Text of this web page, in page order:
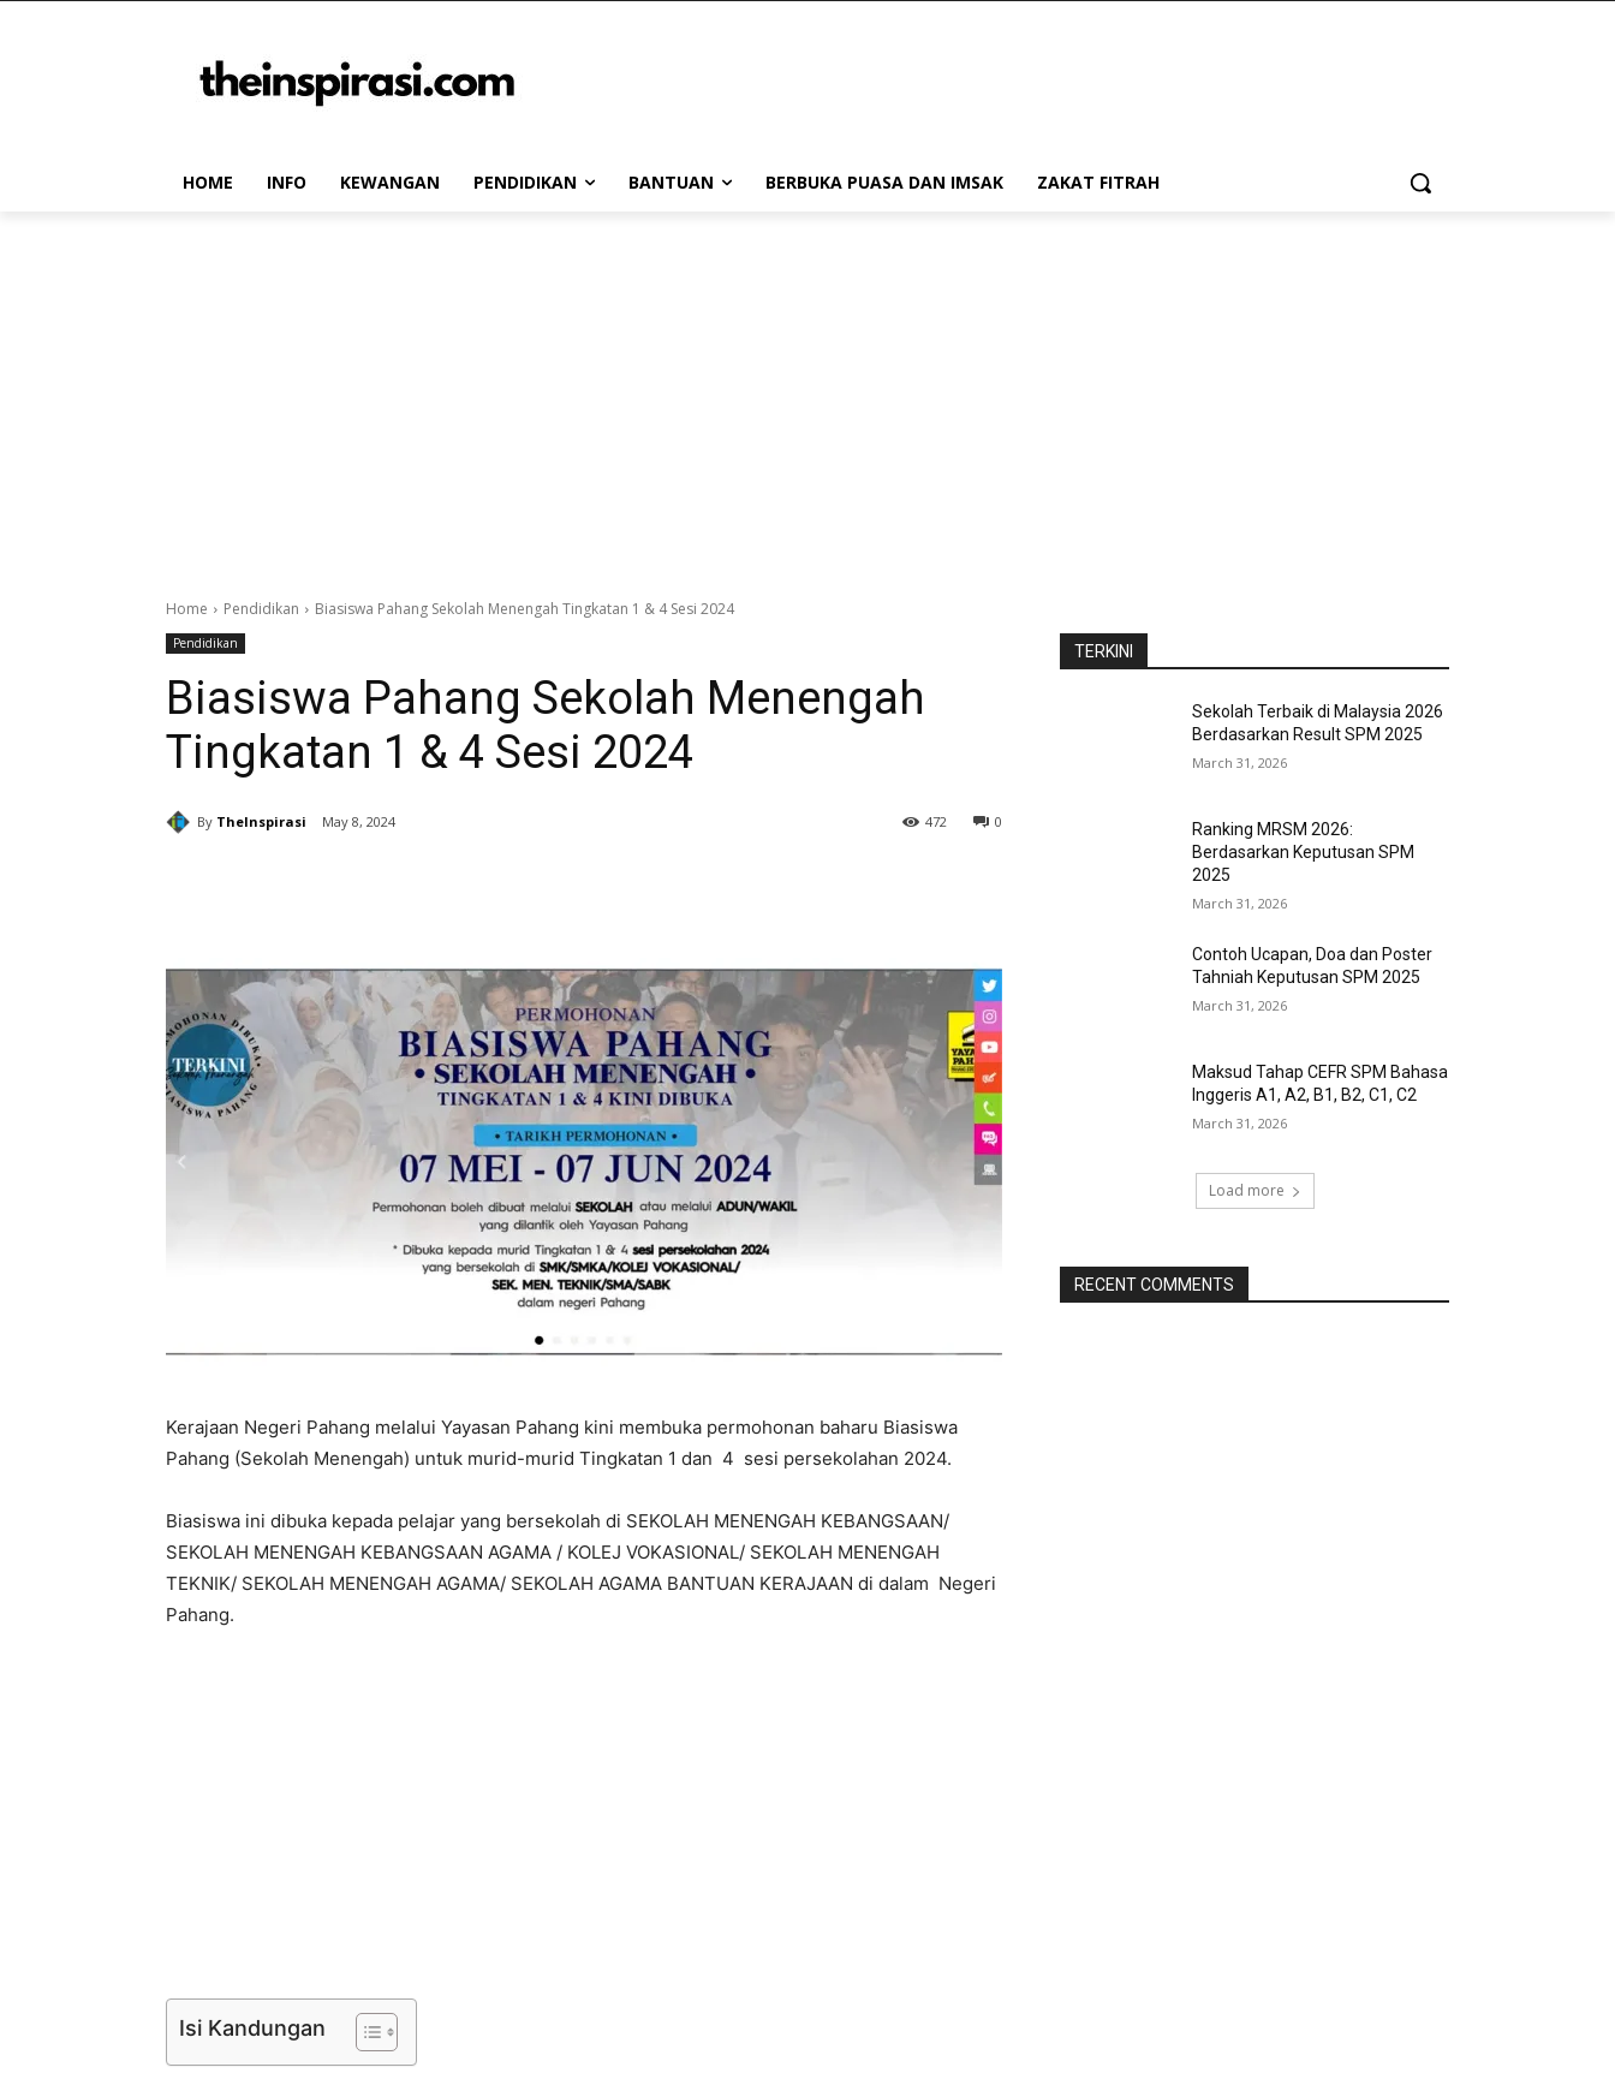
HOME INFO KEWANGAN PENDIDIKAN BANTUAN BERBUKA PUASA DAN IMSAK ZAKAT FITRAH
Home Pendidikan Biasiswa Pahang Sekolah Menengah Tingkatan 1 & 4 Sesi 2024
Pendidikan
Biasiswa Pahang Sekolah Menengah
Tingkatan 1 & 4 Sesi 2024
By TheInspirasi May 8, 2024 0
472
Kerajaan Negeri Pahang melalui Yayasan Pahang kini membuka permohonan baharu Biasiswa
Pahang (Sekolah Menengah) untuk murid-murid Tingkatan 1 dan 4 sesi persekolahan 2024.
Biasiswa ini dibuka kepada pelajar yang bersekolah di SEKOLAH MENENGAH KEBANGSAAN/
SEKOLAH MENENGAH KEBANGSAAN AGAMA / KOLEJ VOKASIONAL/ SEKOLAH MENENGAH
TEKNIK/ SEKOLAH MENENGAH AGAMA/ SEKOLAH AGAMA BANTUAN KERAJAAN di dalam Negeri
Pahang.
Isi Kandungan
TERKINI
Sekolah Terbaik di Malaysia 2026
Berdasarkan Result SPM 2025
March 31, 2026
Ranking MRSM 2026:
Berdasarkan Keputusan SPM
2025
March 31, 2026
Contoh Ucapan, Doa dan Poster
Tahniah Keputusan SPM 2025
March 31, 2026
Maksud Tahap CEFR SPM Bahasa
Inggeris A1, A2, B1, B2, C1, C2
March 31, 2026
Load more
RECENT COMMENTS